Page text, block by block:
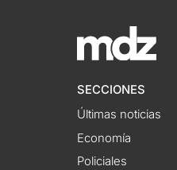
SECCIONES
Últimas noticias
Economía
Policiales